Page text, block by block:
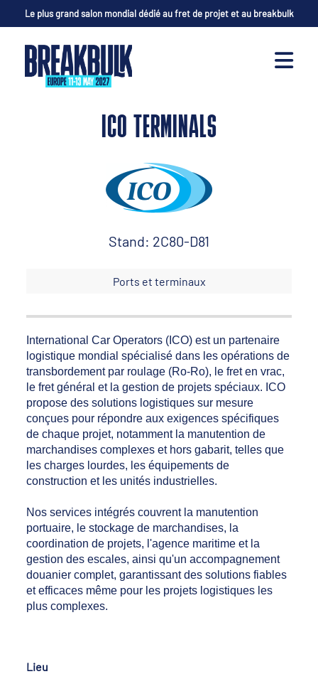
Le plus grand salon mondial dédié au fret de projet et au breakbulk
ICO TERMINALS
Stand: 2C80-D81
Ports et terminaux
International Car Operators (ICO) est un partenaire
logistique mondial spécialisé dans les opérations de
transbordement par roulage (Ro-Ro), le fret en vrac,
le fret général et la gestion de projets spéciaux. ICO
propose des solutions logistiques sur mesure
conçues pour répondre aux exigences spécifiques
de chaque projet, notamment la manutention de
marchandises complexes et hors gabarit, telles que
les charges lourdes, les équipements de
construction et les unités industrielles.
Nos services intégrés couvrent la manutention
portuaire, le stockage de marchandises, la
coordination de projets, l'agence maritime et la
gestion des escales, ainsi qu'un accompagnement
douanier complet, garantissant des solutions fiables
et efficaces même pour les projets logistiques les
plus complexes.
Lieu